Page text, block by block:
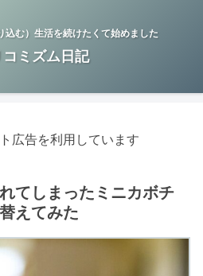
込む）生活を続けたくて始めました
コミズム日記
広告を利用しています
てしまったミニカボチ
えてみた